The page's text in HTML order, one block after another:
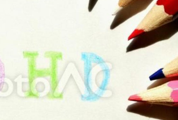
舞台・パフォーマンス
フード・飲食店
アニメ・漫画
ビューティー・ヘルスケア